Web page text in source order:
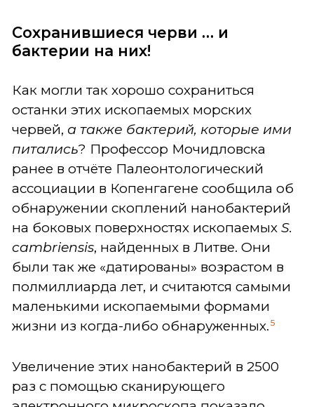
Сохранившиеся черви … и
бактерии на них!
Как могли так хорошо сохраниться
останки этих ископаемых морских
червей, а также бактерий, которые ими
питались? Профессор Мочидловска
ранее в отчёте Палеонтологический
ассоциации в Копенгагене сообщила об
обнаружении скоплений нанобактерий
на боковых поверхностях ископаемых S.
cambriensis, найденных в Литве. Они
были так же «датированы» возрастом в
полмиллиарда лет, и считаются самыми
маленькими ископаемыми формами
жизни из когда-либо обнаруженных. 5
Увеличение этих нанобактерий в 2500
раз с помощью сканирующего